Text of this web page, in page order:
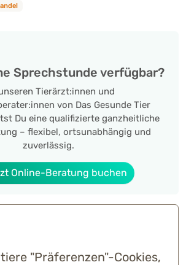
Sprechstunde verfügbar?
Tierärzt:innen und
von Das Gesunde Tier
Du eine qualifizierte ganzheitliche
– flexibel, ortsunabhängig und
zuverlässig.
Online-Beratung buchen
"Präferenzen"-Cookies,